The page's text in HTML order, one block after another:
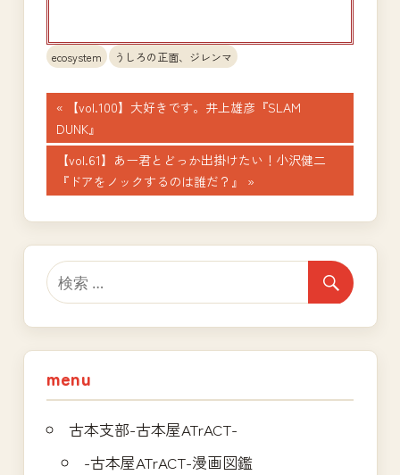
ecosystem うしろの正面、ジレンマ
投
稿
ナ
ビ
ゲ
ー
シ
ョ
ン
前
の
記
事:
【vol.100】大好きです。井上雄彦『SLAM
DUNK』
次
の
事:
【vol.61】あー君とどっか出掛けたい！小沢健二
『ドアをノックするのは誰だ？』
menu
古本支部-古本屋ATrACT-
-古本屋ATrACT-漫画図鑑